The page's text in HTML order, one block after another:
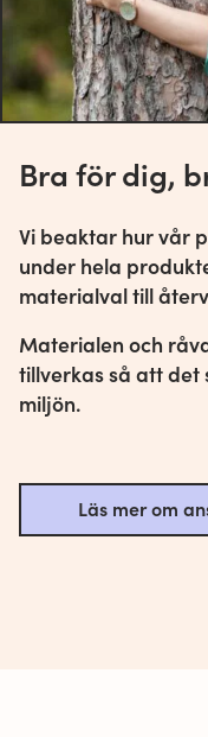
Bra för dig,
Vi beaktar hur vår
under hela
materialval till
Materialen och
tillverkas så att
miljön.
Läs mer om